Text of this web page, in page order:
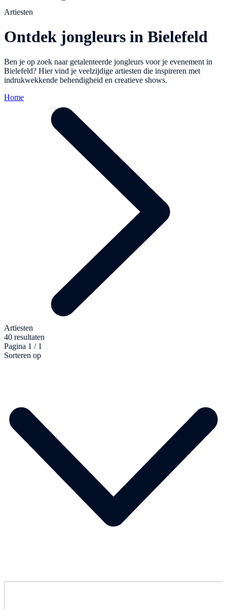
Artiesten
Ontdek jongleurs in Bielefeld
Ben je op zoek naar getalenteerde jongleurs voor je evenement in
Bielefeld? Hier vind je veelzijdige artiesten die inspireren met
indrukwekkende behendigheid en creatieve shows.
Home
Artiesten
40 resultaten
Pagina 1 / 1
Sorteren op